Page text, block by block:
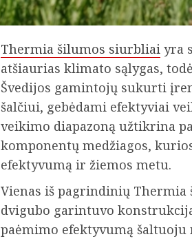
Thermia šilumos siurbliai yra
atšiaurias klimato sąlygas,
Švedijos gamintojų sukurti
šalčiui, gebėdami efektyviai
veikimo diapazoną užtikrina
komponentų medžiagos,
efektyvumą ir žiemos metu.
Vienas iš pagrindinių
dvigubo garintuvo
paėmimo efektyvumą